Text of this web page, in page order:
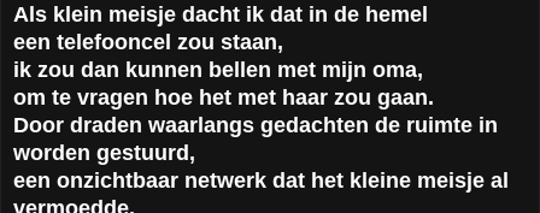
Als klein meisje dacht ik dat in de hemel
een telefooncel zou staan,
ik zou dan kunnen bellen met mijn oma,
om te vragen hoe het met haar zou gaan.
Door draden waarlangs gedachten de ruimte in
worden gestuurd,
een onzichtbaar netwerk dat het kleine meisje al
vermoedde,